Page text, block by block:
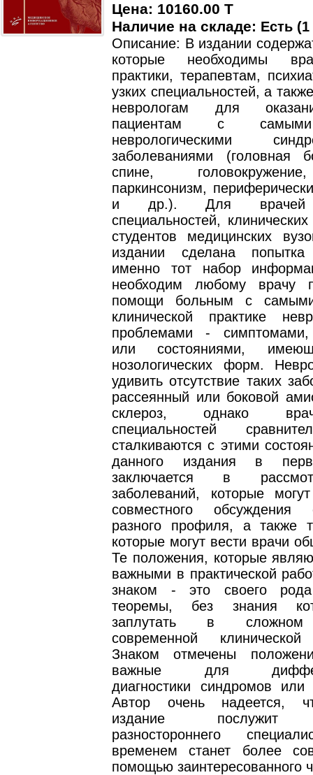
Цена: 10160.00 T
Наличие на складе: Есть
Описание: В издании
которые необходимы
практики, терапевтам,
узких специальностей, а
неврологам для
пациентам с
неврологическими
заболеваниями (головная
спине,
паркинсонизм,
и др.). Для врачей
специальностей,
студентов медицинских
издании сделана попытка
именно тот набор
необходим любому врачу
помощи больным с
клинической практике
проблемами -
или состояниями,
нозологических форм.
удивить отсутствие таких
рассеянный или боковой
склероз, однако
специальностей
сталкиваются с этими
данного издания в
заключается в
заболеваний, которые
совместного обсуждения
разного профиля, а также
которые могут вести врачи
Те положения, которые
важными в практической
знаком - это своего
теоремы, без знания
заплутать в сложном
современной клинической
Знаком отмечены
важные для
диагностики синдромов или
Автор очень надеется,
издание послужит
разностороннего
временем станет более
помощью заинтересованного